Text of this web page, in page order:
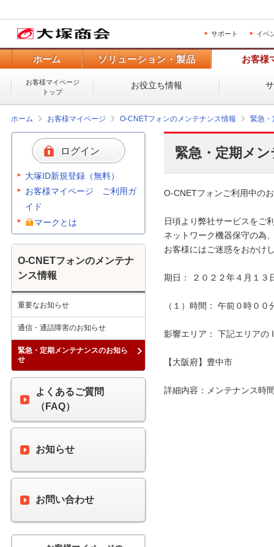
サポート イベ
ホーム ソリューション・製品 お客様
お客様マイページ
トップ
お役立ち情報
ホーム お客様マイページ O-CNETフォンのメンテナンス情報 緊急・
緊急・定期メ
O-CNETフォンご利用中の
日頃より弊社サービスをご
ネットワーク機器保守の為
お客様にはご迷惑をおかけ
期日： ２０２２年４月１３
（１）時間： 午前０時０
影響エリア： 下記エリアの
【大阪府】豊中市
詳細内容：メンテナンス時
ログイン
大塚ID新規登録（無料）
お客様マイページ ご利用ガ
イド
マークとは
O-CNETフォンのメンテナ
ンス情報
重要なお知らせ
通信・通話障害のお知らせ
緊急・定期メンテナンスのお知ら
せ
よくあるご質問
（FAQ）
お知らせ
お問い合わせ